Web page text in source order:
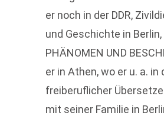
er noch in der DDR,
und Geschichte in
PHÄNOMEN UND
er in Athen, wo er u. a.
freiberuflicher
mit seiner Familie in